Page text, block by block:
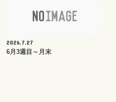
2026.7.27
6月3週目～月末